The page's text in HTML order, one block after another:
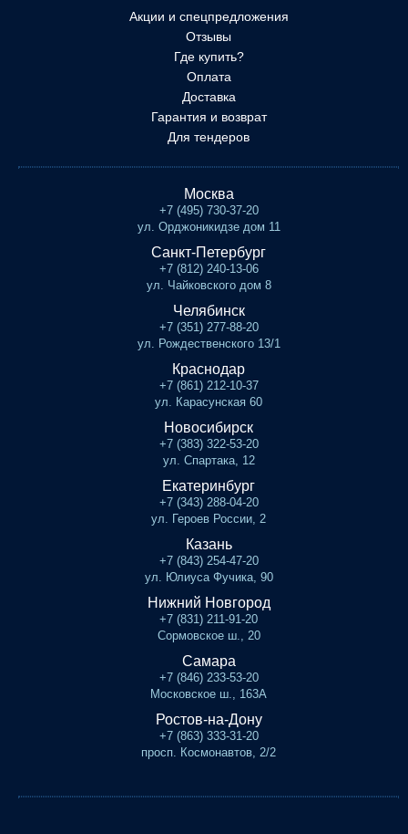
Акции и спецпредложения
Отзывы
Где купить?
Оплата
Доставка
Гарантия и возврат
Для тендеров
Москва
+7 (495) 730-37-20
ул. Орджоникидзе дом 11
Санкт-Петербург
+7 (812) 240-13-06
ул. Чайковского дом 8
Челябинск
+7 (351) 277-88-20
ул. Рождественского 13/1
Краснодар
+7 (861) 212-10-37
ул. Карасунская 60
Новосибирск
+7 (383) 322-53-20
ул. Спартака, 12
Екатеринбург
+7 (343) 288-04-20
ул. Героев России, 2
Казань
+7 (843) 254-47-20
ул. Юлиуса Фучика, 90
Нижний Новгород
+7 (831) 211-91-20
Сормовское ш., 20
Самара
+7 (846) 233-53-20
Московское ш., 163А
Ростов-на-Дону
+7 (863) 333-31-20
просп. Космонавтов, 2/2